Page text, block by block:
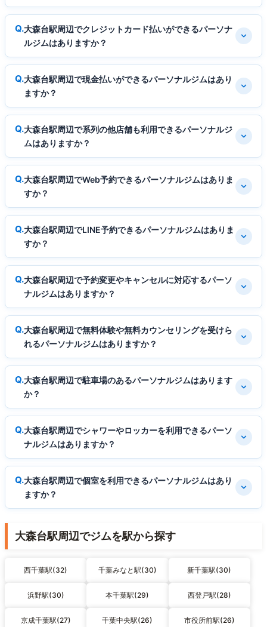
大森台駅周辺でクレジットカード払いができるパーソナ
ルジムはありますか？
大森台駅周辺で現金払いができるパーソナルジムはあり
ますか？
大森台駅周辺で系列の他店舗も利用できるパーソナルジ
ムはありますか？
大森台駅周辺でWeb予約できるパーソナルジムはありま
すか？
大森台駅周辺でLINE予約できるパーソナルジムはありま
すか？
大森台駅周辺で予約変更やキャンセルに対応するパーソ
ナルジムはありますか？
大森台駅周辺で無料体験や無料カウンセリングを受けら
れるパーソナルジムはありますか？
大森台駅周辺で駐車場のあるパーソナルジムはあります
か？
大森台駅周辺でシャワーやロッカーを利用できるパーソ
ナルジムはありますか？
大森台駅周辺で個室を利用できるパーソナルジムはあり
ますか？
大森台駅周辺でジムを駅から探す
西千葉駅(32) 千葉みなと駅(30) 新千葉駅(30)
浜野駅(30) 本千葉駅(29) 西登戸駅(28)
京成千葉駅(27) 千葉中央駅(26) 市役所前駅(26)